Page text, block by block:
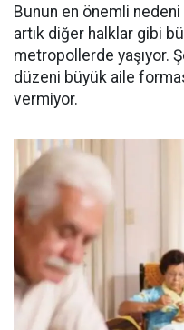
Bunun en önemli
artık diğer halklar gibi
metropollerde yaşıyor.
düzeni büyük aile
vermiyor.